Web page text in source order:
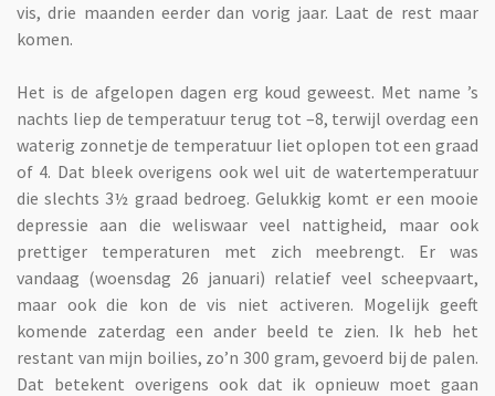
vis, drie maanden eerder dan vorig jaar. Laat de rest maar
komen.
Het is de afgelopen dagen erg koud geweest. Met name ’s
nachts liep de temperatuur terug tot –8, terwijl overdag een
waterig zonnetje de temperatuur liet oplopen tot een graad
of 4. Dat bleek overigens ook wel uit de watertemperatuur
die slechts 3½ graad bedroeg. Gelukkig komt er een mooie
depressie aan die weliswaar veel nattigheid, maar ook
prettiger temperaturen met zich meebrengt. Er was
vandaag (woensdag 26 januari) relatief veel scheepvaart,
maar ook die kon de vis niet activeren. Mogelijk geeft
komende zaterdag een ander beeld te zien. Ik heb het
restant van mijn boilies, zo’n 300 gram, gevoerd bij de palen.
Dat betekent overigens ook dat ik opnieuw moet gaan